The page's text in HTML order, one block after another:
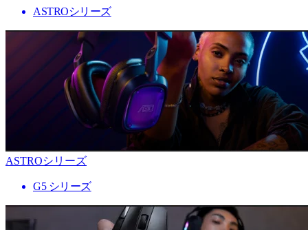
ASTROシリーズ
ASTROシリーズ
G5 シリーズ